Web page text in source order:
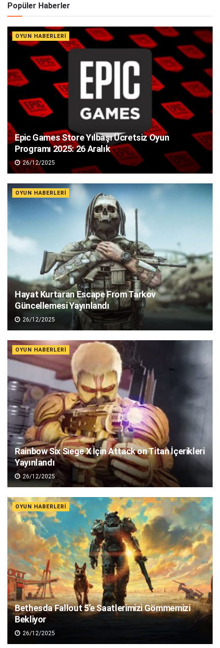
Popüler Haberler
OYUN HABERLERI
Epic Games Store Yılbaşı Ücretsiz Oyun
Programı 2025: 26 Aralık
26/12/2025
OYUN HABERLERI
Hayat Kurtaran Escape From Tarkov
Güncellemesi Yayınlandı
26/12/2025
OYUN HABERLERI
Rainbow Six Siege X İçin Attack on Titan İçerikleri
Yayınlandı
26/12/2025
OYUN HABERLERI
Bethesda Fallout 5’e Saatlerimizi Gömmemizi
Bekliyor
26/12/2025